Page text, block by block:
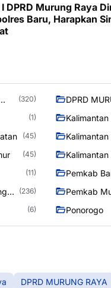
DPRD Murung Raya
Baru, Harapkan
(320)
DPRD
(1) Kalimantan
(45)
(45) Kalimantan
(11) Pemkab
(236)
Pemkab
(6) Ponorogo
DPRD MURUNG RAYA